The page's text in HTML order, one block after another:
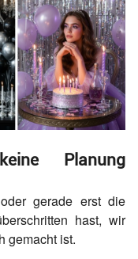
Planung
gerade erst die
hast, wir
gemacht ist.